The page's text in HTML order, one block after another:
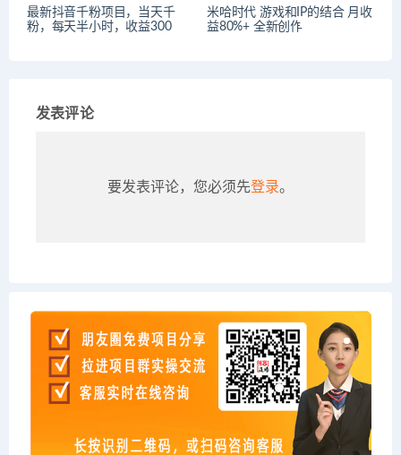
最新抖音千粉项目，当天千
粉，每天半小时，收益300
米哈时代 游戏和IP的结合 月收
益80%+ 全新创作
发表评论
要发表评论，您必须先登录。